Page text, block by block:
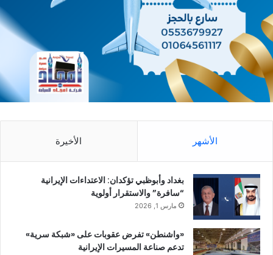
الأشهر الأخيرة
بغداد وأبوظبي تؤكدان: الاعتداءات الإيرانية
“سافرة” والاستقرار أولوية
مارس 1, 2026
«واشنطن» تفرض عقوبات على «شبكة سرية»
تدعم صناعة المسيرات الإيرانية